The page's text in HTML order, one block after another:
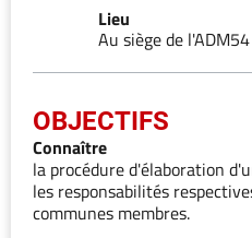
Lieu
Au siège de
OBJECTIFS
Connaître
la procédure d'élaboration
les responsabilités
communes membres.